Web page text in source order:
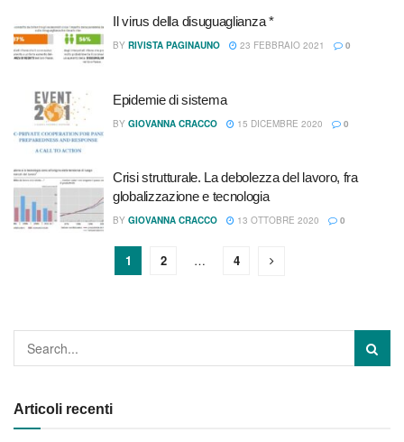
Il virus della disuguaglianza *
BY RIVISTA PAGINAUNO 23 FEBBRAIO 2021 0
Epidemie di sistema
BY GIOVANNA CRACCO 15 DICEMBRE 2020 0
Crisi strutturale. La debolezza del lavoro, fra
globalizzazione e tecnologia
BY GIOVANNA CRACCO 13 OTTOBRE 2020 0
1 2 … 4
Articoli recenti